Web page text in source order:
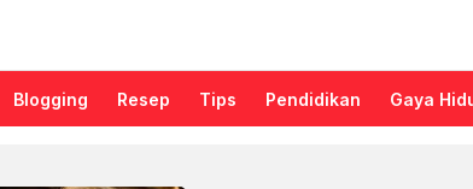
Blogging Resep Tips Pendidikan Gaya